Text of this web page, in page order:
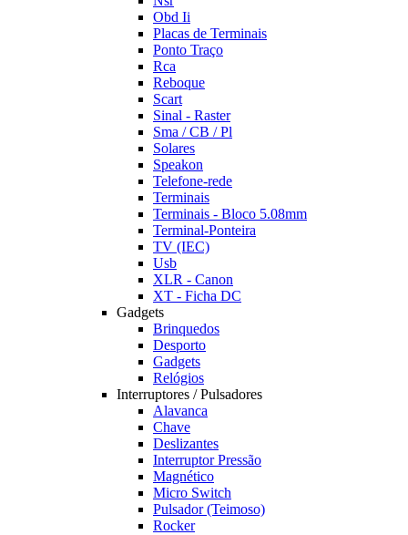
Obd Ii
Placas de Terminais
Ponto Traço
Rca
Reboque
Scart
Sinal - Raster
Sma / CB / Pl
Solares
Speakon
Telefone-rede
Terminais
Terminais - Bloco 5.08mm
Terminal-Ponteira
TV (IEC)
Usb
XLR - Canon
XT - Ficha DC
Gadgets
Brinquedos
Desporto
Gadgets
Relógios
Interruptores / Pulsadores
Alavanca
Chave
Deslizantes
Interruptor Pressão
Magnético
Micro Switch
Pulsador (Teimoso)
Rocker